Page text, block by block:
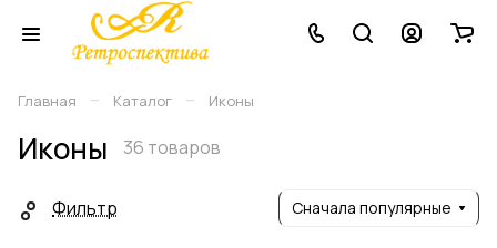
Главная – Каталог – Иконы
Иконы 36 товаров
Фильтр Сначала популярные